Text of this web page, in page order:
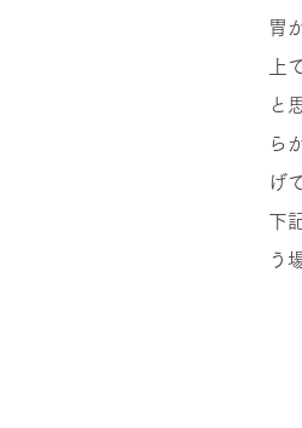
胃
上
と
ら
げ
下
う